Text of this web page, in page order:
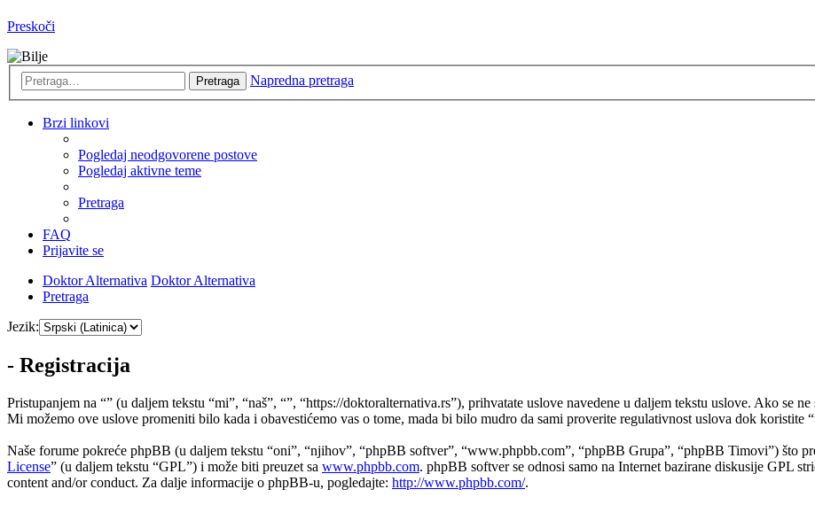
Preskoči
Pretraga Napredna pretraga
Brzi linkovi
Pogledaj neodgovorene postove
Pogledaj aktivne teme
Pretraga
FAQ
Prijavite se
Doktor Alternativa Doktor Alternativa
Pretraga
Jezik:
- Registracija
Pristupanjem na “” (u daljem tekstu “mi”, “naš”, “”, “https://doktoralternativa.rs”), prihvatate uslove navedene u daljem tekstu uslove. Ako se
Mi možemo ove uslove promeniti bilo kada i obavestićemo vas o tome, mada bi bilo mudro da sami proverite regulativnost uslova dok koristite
Naše forume pokreće phpBB (u daljem tekstu “oni”, “njihov”, “phpBB softver”, “www.phpbb.com”, “phpBB Grupa”, “phpBB Timovi”) što
License” (u daljem tekstu “GPL”) i može biti preuzet sa www.phpbb.com. phpBB softver se odnosi samo na Internet bazirane diskusije GPL
content and/or conduct. Za dalje informacije o phpBB-u, pogledajte: http://www.phpbb.com/.